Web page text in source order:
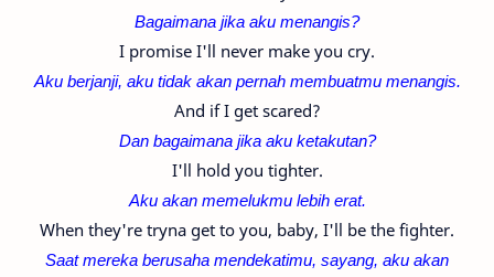
Bagaimana jika aku menangis?
I promise I'll never make you cry.
Aku berjanji, aku tidak akan pernah membuatmu menangis.
And if I get scared?
Dan bagaimana jika aku ketakutan?
I'll hold you tighter.
Aku akan memelukmu lebih erat.
When they're tryna get to you, baby, I'll be the fighter.
Saat mereka berusaha mendekatimu, sayang, aku akan